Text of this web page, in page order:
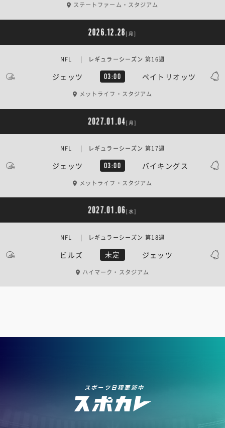
ステートファーム・スタジアム
2026.12.28 [月]
ジェッツ 03:00 ペイトリオッツ
NFL | レギュラーシーズン 第16週
メットライフ・スタジアム
2027.01.04[月]
ジェッツ 03:00 バイキングス
NFL | レギュラーシーズン 第17週
メットライフ・スタジアム
2027.01.06[水]
ビルズ 未定 ジェッツ
NFL | レギュラーシーズン 第18週
ハイマーク・スタジアム
スポーツ日程更新中